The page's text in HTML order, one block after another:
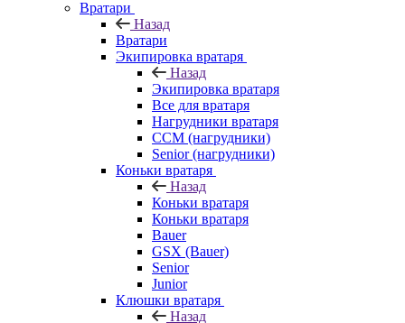
Вратари
Назад
Вратари
Экипировка вратаря
Назад
Экипировка вратаря
Все для вратаря
Нагрудники вратаря
CCM (нагрудники)
Senior (нагрудники)
Коньки вратаря
Назад
Коньки вратаря
Коньки вратаря
Bauer
GSX (Bauer)
Senior
Junior
Клюшки вратаря
Назад